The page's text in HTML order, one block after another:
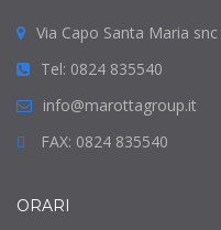
Via Capo Santa Maria
Tel: 0824 835540
info@marottagroup.it
FAX: 0824 835540
ORARI